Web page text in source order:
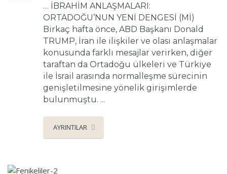
… İBRAHİM ANLAŞMALARI:
ORTADOĞU’NUN YENİ DENGESİ (Mİ)
Birkaç hafta önce, ABD Başkanı Donald
TRUMP, İran ile ilişkiler ve olası anlaşmalar
konusunda farklı mesajlar verirken, diğer
taraftan da Ortadoğu ülkeleri ve Türkiye
ile İsrail arasında normalleşme sürecinin
genişletilmesine yönelik girişimlerde
bulunmuştu. ...
AYRINTILAR